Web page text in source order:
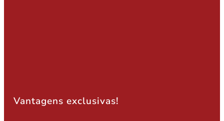
Vantagens exclusivas!